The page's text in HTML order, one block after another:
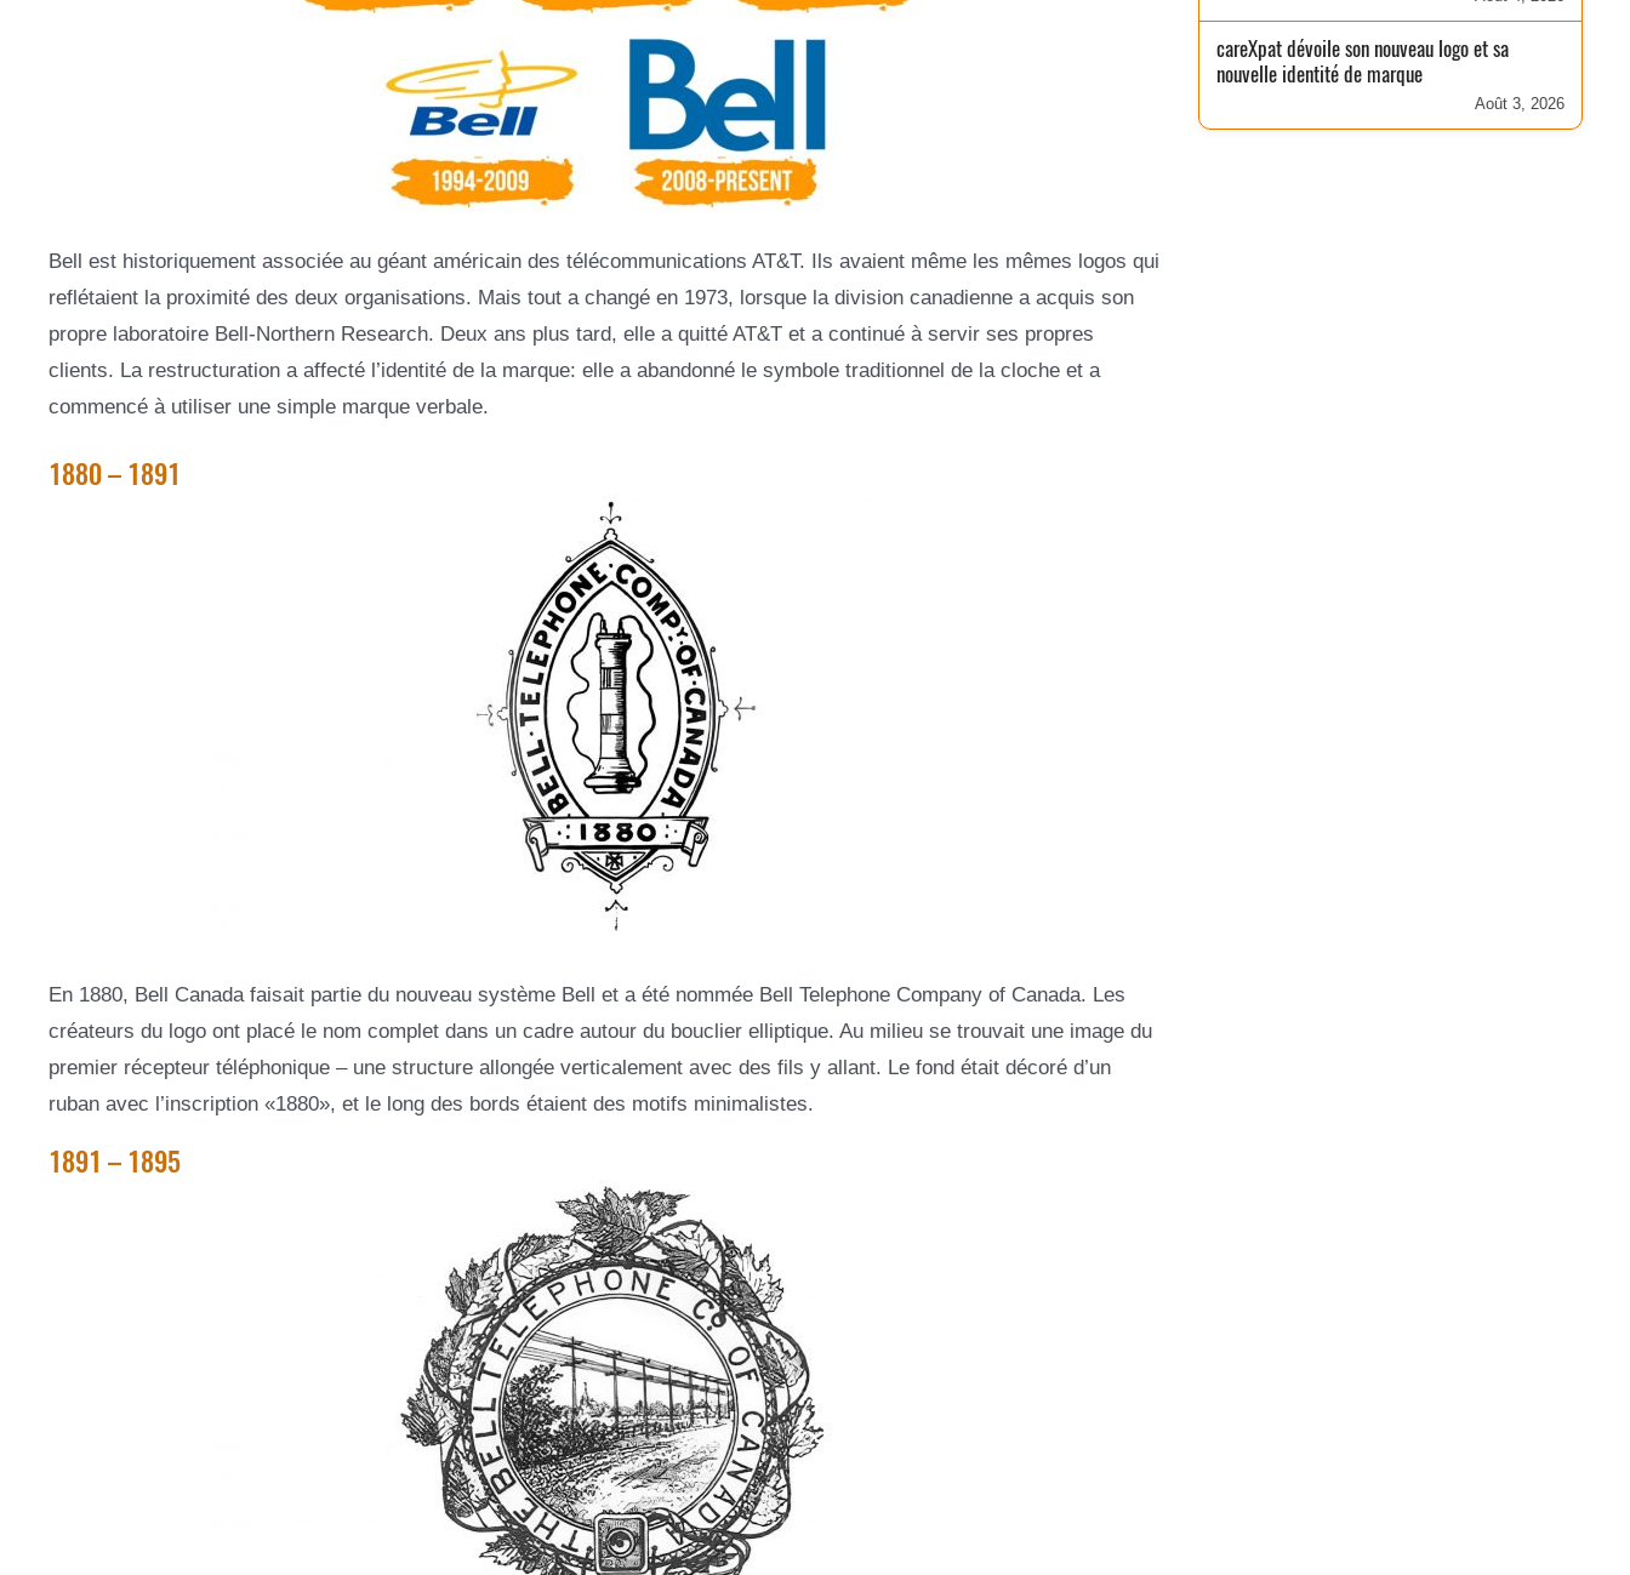
Bell est historiquement associée au géant américain des télécommunications AT&T. Ils avaient même les mêmes logos qui
reflétaient la proximité des deux organisations. Mais tout a changé en 1973, lorsque la division canadienne a acquis son
propre laboratoire Bell-Northern Research. Deux ans plus tard, elle a quitté AT&T et a continué à servir ses propres
clients. La restructuration a affecté l’identité de la marque: elle a abandonné le symbole traditionnel de la cloche et a
commencé à utiliser une simple marque verbale.
1880 – 1891
En 1880, Bell Canada faisait partie du nouveau système Bell et a été nommée Bell Telephone Company of Canada. Les
créateurs du logo ont placé le nom complet dans un cadre autour du bouclier elliptique. Au milieu se trouvait une image du
premier récepteur téléphonique – une structure allongée verticalement avec des fils y allant. Le fond était décoré d’un
ruban avec l’inscription «1880», et le long des bords étaient des motifs minimalistes.
1891 – 1895
careXpat dévoile son nouveau logo et sa
nouvelle identité de marque
Août 3, 2026